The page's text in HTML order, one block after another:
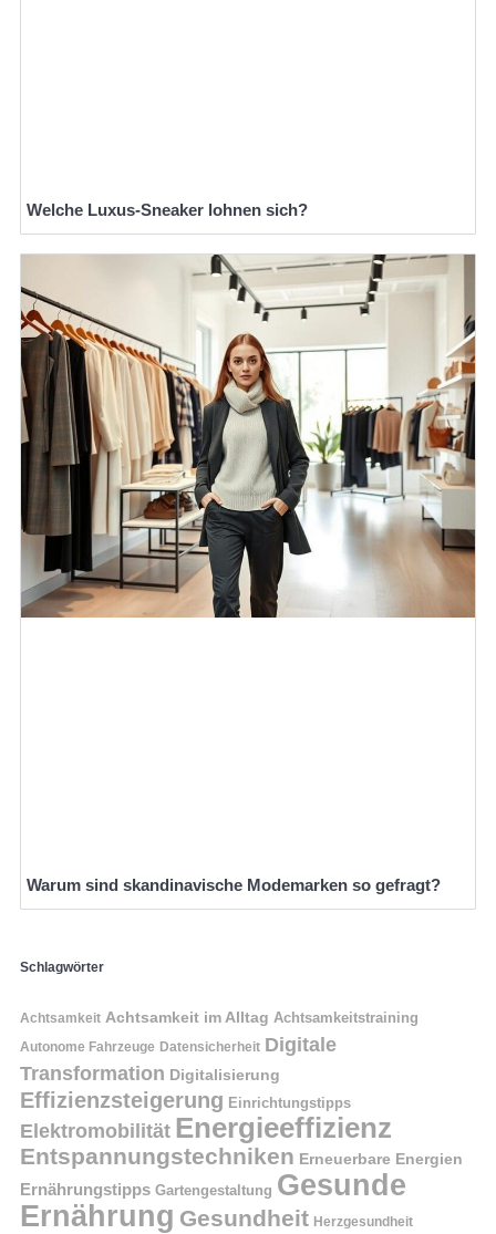
Welche Luxus-Sneaker lohnen sich?
Warum sind skandinavische Modemarken so gefragt?
Schlagwörter
Achtsamkeit Achtsamkeit im Alltag Achtsamkeitstraining
Autonome Fahrzeuge Datensicherheit Digitale
Transformation Digitalisierung
Effizienzsteigerung Einrichtungstipps
Elektromobilität Energieeffizienz
Entspannungstechniken Erneuerbare Energien
Ernährungstipps Gartengestaltung Gesunde
Ernährung Gesundheit Herzgesundheit